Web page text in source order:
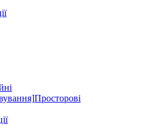
Просторові